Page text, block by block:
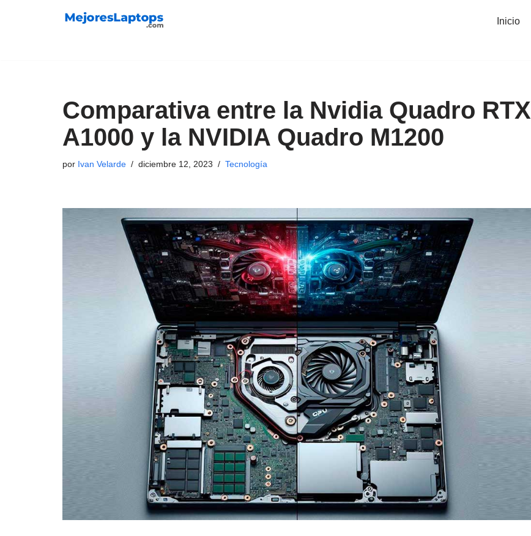
Inicio
Comparativa entre la Nvidia Quadro RTX
A1000 y la NVIDIA Quadro M1200
por Ivan Velarde diciembre 12, 2023 Tecnología